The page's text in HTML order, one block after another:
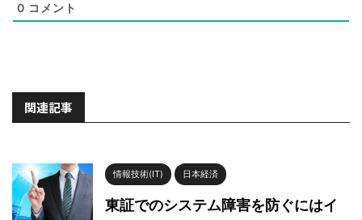
0 コメント
関連記事
情報技術(IT) 日本経済
東証でのシステム障害を防ぐにはイ